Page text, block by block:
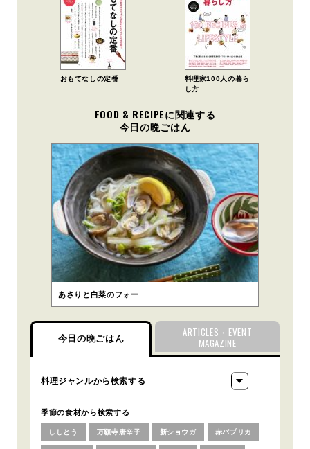
おもてなしの定番
料理家100人の暮ら
し方
FOOD & RECIPEに関連する
今日の晩ごはん
あさりと白菜のフォー
今日の晩ごはん
ARTICLES・EVENT
MAGAZINE
季節の食材から検索する
ししとう 万願寺唐辛子 新ショウガ 赤パプリカ